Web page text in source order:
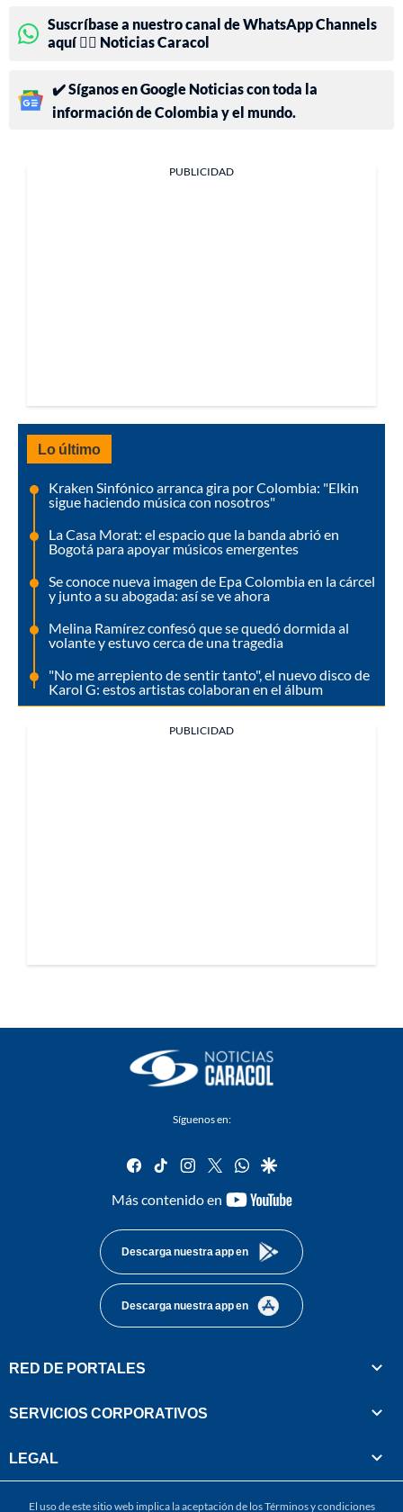
Suscríbase a nuestro canal de WhatsApp Channels
aquí 👉🏻 Noticias Caracol
✔️ Síganos en Google Noticias con toda la
información de Colombia y el mundo.
PUBLICIDAD
Lo último
Kraken Sinfónico arranca gira por Colombia: "Elkin
sigue haciendo música con nosotros"
La Casa Morat: el espacio que la banda abrió en
Bogotá para apoyar músicos emergentes
Se conoce nueva imagen de Epa Colombia en la cárcel
y junto a su abogada: así se ve ahora
Melina Ramírez confesó que se quedó dormida al
volante y estuvo cerca de una tragedia
"No me arrepiento de sentir tanto", el nuevo disco de
Karol G: estos artistas colaboran en el álbum
PUBLICIDAD
Síguenos en:
facebook
tiktok instagram
twitterwhatsapp
google
Más contenido en
youtube-
Descarga nuestra app en
Descarga nuestra app en
RED DE PORTALES
SERVICIOS CORPORATIVOS
LEGAL
El uso de este sitio web implica la aceptación de losTérminos y condiciones